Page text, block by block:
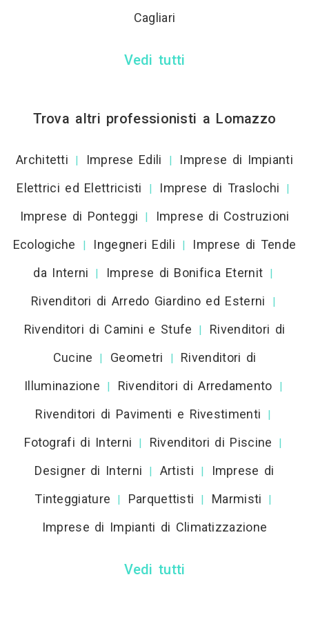
Cagliari
Vedi tutti
Trova altri professionisti a Lomazzo
Architetti | Imprese Edili |
Imprese di Impianti
Elettrici ed Elettricisti
| Imprese di Traslochi |
Imprese di Ponteggi |
Imprese di Costruzioni
Ecologiche
| Ingegneri Edili |
Imprese di Tende
da Interni
| Imprese di Bonifica Eternit |
Rivenditori di Arredo Giardino ed Esterni |
Rivenditori di Camini e Stufe |
Rivenditori di
Cucine
| Geometri |
Rivenditori di
Illuminazione
| Rivenditori di Arredamento |
Rivenditori di Pavimenti e Rivestimenti |
Fotografi di Interni | Rivenditori di Piscine |
Designer di Interni | Artisti |
Imprese di
Tinteggiature
| Parquettisti | Marmisti |
Imprese di Impianti di Climatizzazione
Vedi tutti